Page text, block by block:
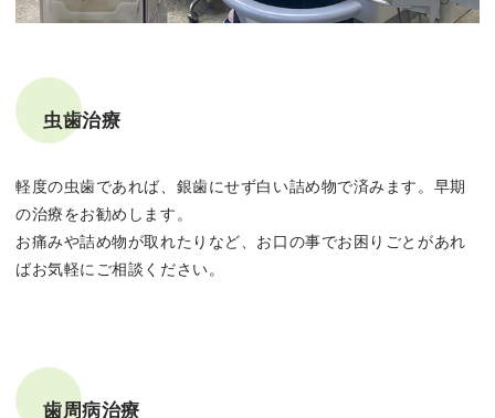
虫歯治療
軽度の虫歯であれば、銀歯にせず白い詰め物で済みます。早期
の治療をお勧めします。
お痛みや詰め物が取れたりなど、お口の事でお困りごとがあれ
ばお気軽にご相談ください。
歯周病治療